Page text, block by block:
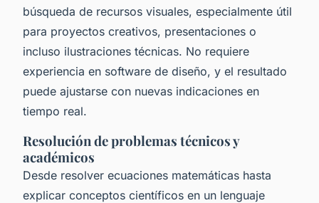
búsqueda de recursos visuales, especialmente útil
para proyectos creativos, presentaciones o
incluso ilustraciones técnicas. No requiere
experiencia en software de diseño, y el resultado
puede ajustarse con nuevas indicaciones en
tiempo real.
Resolución de problemas técnicos y
académicos
Desde resolver ecuaciones matemáticas hasta
explicar conceptos científicos en un lenguaje